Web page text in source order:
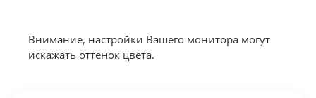
Внимание, настройки Вашего монитора могут
искажать оттенок цвета.